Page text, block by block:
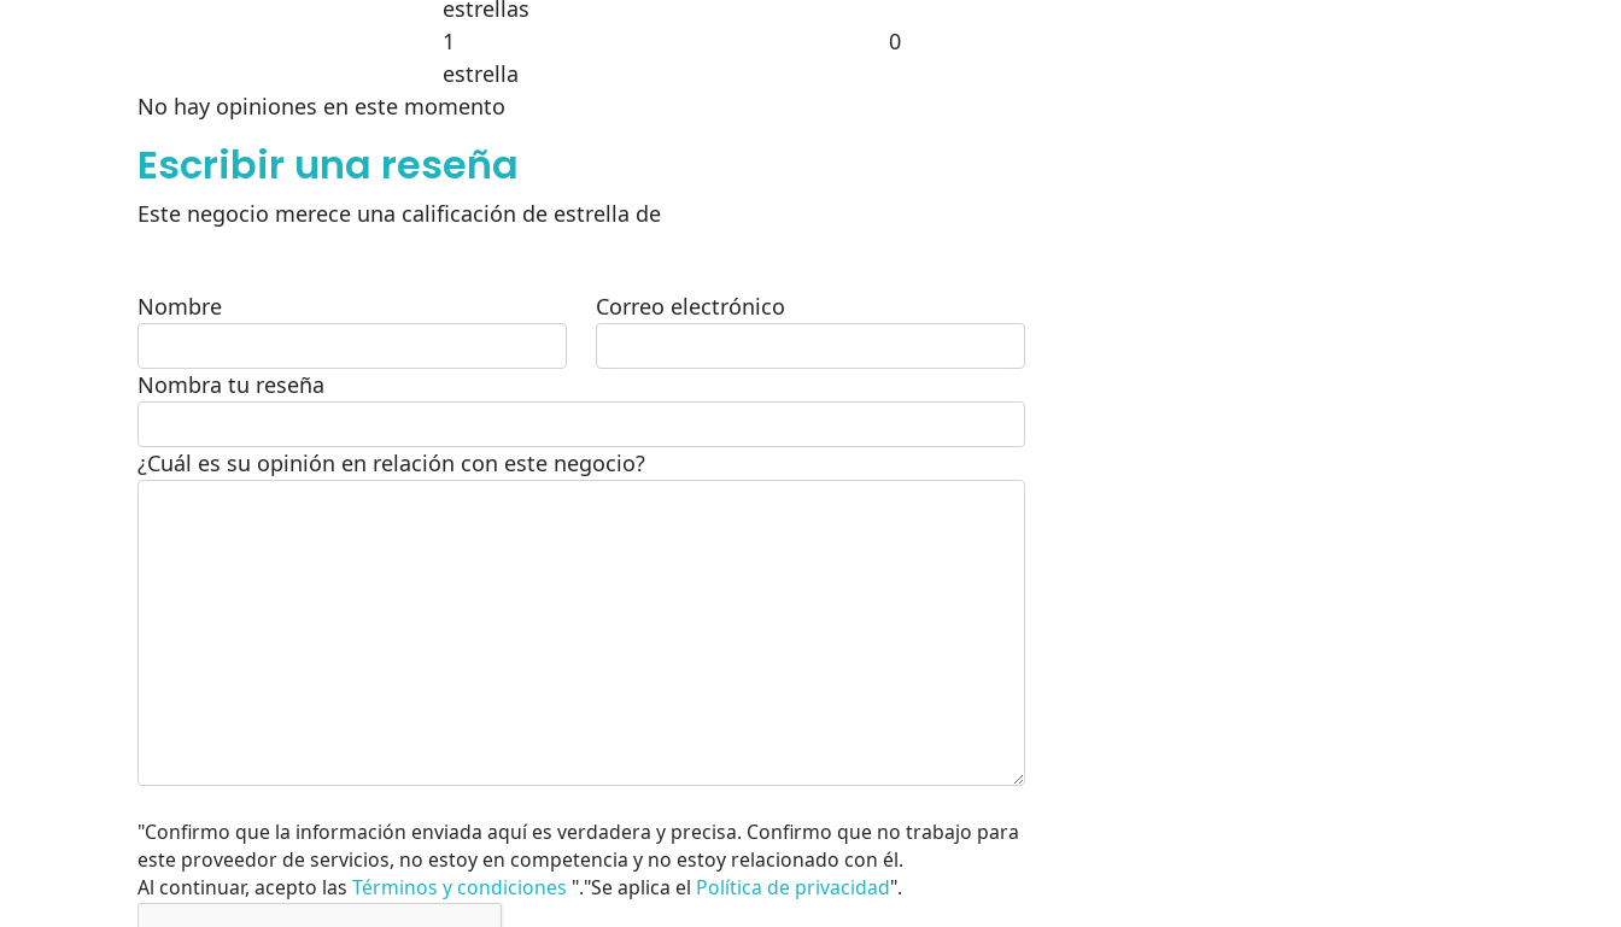
estrellas
1
estrella
0
No hay opiniones en este momento
Escribir una reseña
Este negocio merece una calificación de estrella de
Nombre Correo electrónico
Nombra tu reseña
¿Cuál es su opinión en relación con este negocio?
"Confirmo que la información enviada aquí es verdadera y precisa. Confirmo que no trabajo para
este proveedor de servicios, no estoy en competencia y no estoy relacionado con él.
Al continuar, acepto las Términos y condiciones "."Se aplica el Política de privacidad".